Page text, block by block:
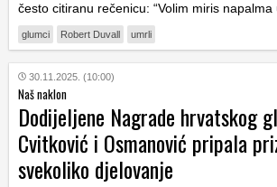
često citiranu rečenicu: “Volim miris napalma
glumci Robert Duvall umrli
30.11.2025. (10:00)
Naš naklon
Dodijeljene Nagrade hrvatskog
Cvitković i Osmanović pripala
svekoliko djelovanje